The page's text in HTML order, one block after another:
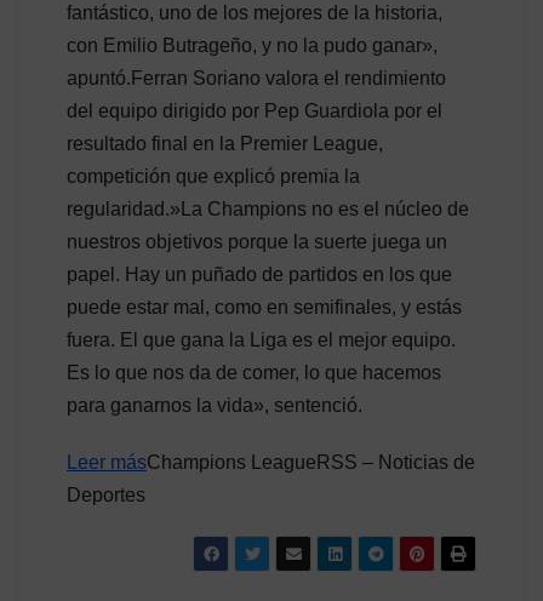
fantástico, uno de los mejores de la historia,
con Emilio Butrageño, y no la pudo ganar»,
apuntó.Ferran Soriano valora el rendimiento
del equipo dirigido por Pep Guardiola por el
resultado final en la Premier League,
competición que explicó premia la
regularidad.»La Champions no es el núcleo de
nuestros objetivos porque la suerte juega un
papel. Hay un puñado de partidos en los que
puede estar mal, como en semifinales, y estás
fuera. El que gana la Liga es el mejor equipo.
Es lo que nos da de comer, lo que hacemos
para ganarnos la vida», sentenció.
Leer másChampions LeagueRSS – Noticias de
Deportes